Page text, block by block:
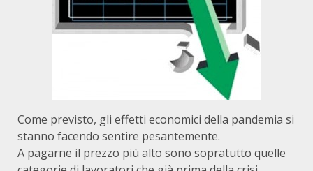
Come previsto, gli effetti economici della pandemia si
stanno facendo sentire pesantemente.
A pagarne il prezzo più alto sono sopratutto quelle